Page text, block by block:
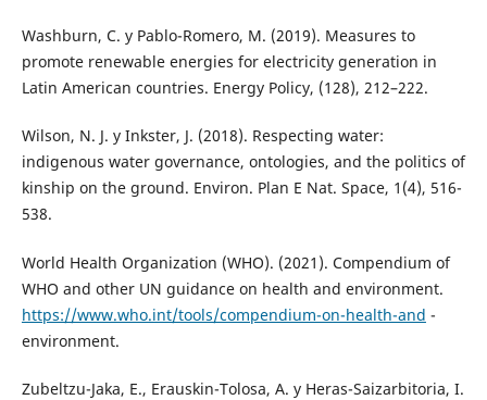
Washburn, C. y Pablo-Romero, M. (2019). Measures to
promote renewable energies for electricity generation in
Latin American countries. Energy Policy, (128), 212–222.
Wilson, N. J. y Inkster, J. (2018). Respecting water:
indigenous water governance, ontologies, and the politics of
kinship on the ground. Environ. Plan E Nat. Space, 1(4), 516-
538.
World Health Organization (WHO). (2021). Compendium of
WHO and other UN guidance on health and environment.
https://www.who.int/tools/compendium-on-health-and -
environment.
Zubeltzu-Jaka, E., Erauskin-Tolosa, A. y Heras-Saizarbitoria, I.